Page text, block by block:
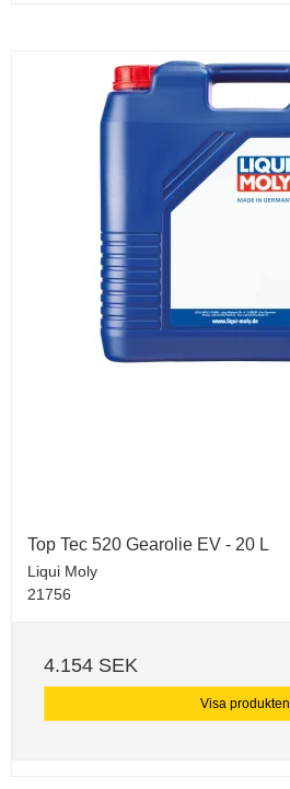
Top Tec 520 Gearolie EV - 20 L
Liqui Moly
21756
4.154 SEK
Visa produkten